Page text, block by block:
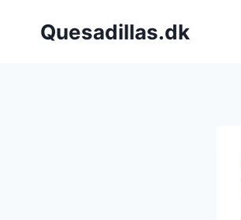
Quesadillas.dk